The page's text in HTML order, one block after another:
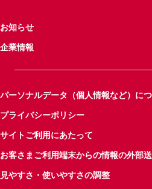
お知らせ
企業情報
パーソナルデータ（個人情報など）に
プライバシーポリシー
サイトご利用にあたって
お客さまご利用端末からの情報の外部
見やすさ・使いやすさの調整